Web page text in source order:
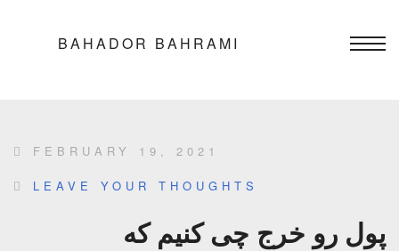
BAHADOR BAHRAMI
FEBRUARY 19, 2021
LEAVE YOUR THOUGHTS
پول رو خرج چی کنیم که